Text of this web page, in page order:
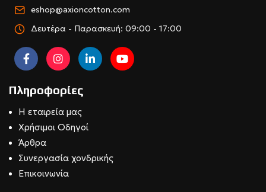
eshop@axioncotton.com
Δευτέρα - Παρασκευή: 09:00 - 17:00
Πληροφορίες
Η εταιρεία μας
Χρήσιμοι Οδηγοί
Άρθρα
Συνεργασία χονδρικής
Επικοινωνία